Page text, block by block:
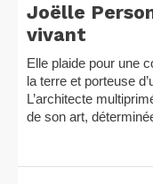
Joëlle
vivant
Elle plaide pour une
la terre et porteuse
L’architecte
de son art,